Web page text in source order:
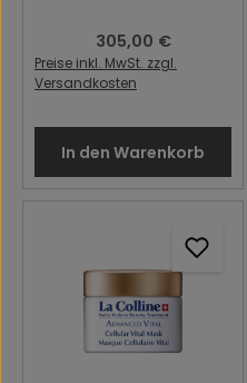
Regulärer Preis:
305,00 €
Preise inkl. MwSt. zzgl.
Versandkosten
In den Warenkorb